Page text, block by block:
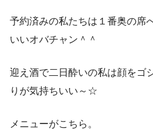
予約済みの私たちは１番奥の席
いいオバチャン＾＾
迎え酒で二日酔いの私は顔をゴ
りが気持ちいい～☆
メニューがこちら。